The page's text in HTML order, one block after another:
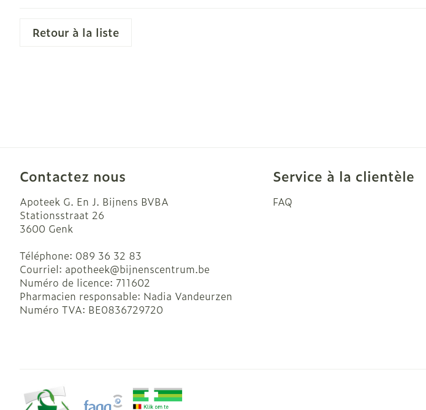
Afficher plus
Taches de pigmentation
irritée
Retour à la liste
Contactez nous
Apoteek G. En J. Bijnens BVBA
Stationsstraat 26
3600 Genk
Téléphone: 089 36 32 83
Courriel: apotheek@bijnenscentrum.be
Numéro de licence: 711602
Pharmacien responsable: Nadia Vandeurzen
Numéro TVA: BE0836729720
Service à la clientèle
FAQ